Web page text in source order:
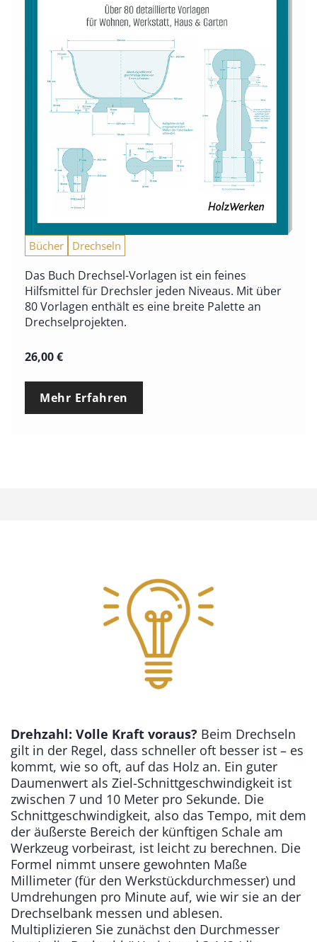
Bücher Drechseln
Das Buch Drechsel-Vorlagen ist ein feines
Hilfsmittel für Drechsler jeden Niveaus. Mit über
80 Vorlagen enthält es eine breite Palette an
Drechselprojekten.
26,00€
Mehr Erfahren
Drehzahl: Volle Kraft voraus? Beim Drechseln
gilt in der Regel, dass schneller oft besser ist – es
kommt, wie so oft, auf das Holz an. Ein guter
Daumenwert als Ziel-Schnittgeschwindigkeit ist
zwischen 7 und 10 Meter pro Sekunde. Die
Schnittgeschwindigkeit, also das Tempo, mit dem
der äußerste Bereich der künftigen Schale am
Werkzeug vorbeirast, ist leicht zu berechnen. Die
Formel nimmt unsere gewohnten Maße
Millimeter (für den Werkstückdurchmesser) und
Umdrehungen pro Minute auf, wie wir sie an der
Drechselbank messen und ablesen.
Multiplizieren Sie zunächst den Durchmesser